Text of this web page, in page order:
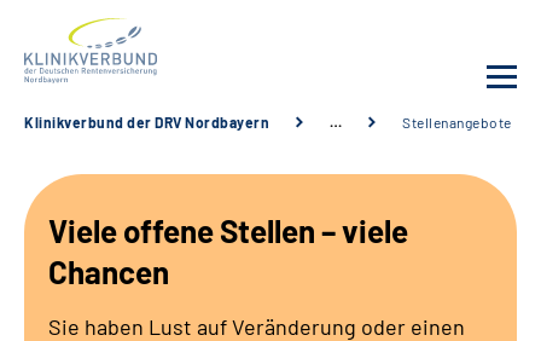
Behandlungsangebot
Klinikverbund der DRV Nordbayern … Stellenangebote
Viele offene Stellen – viele
Chancen
Sie haben Lust auf Veränderung oder einen